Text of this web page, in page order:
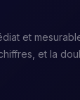
et
et la